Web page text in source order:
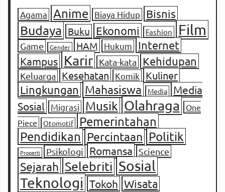
Agama Anime Biaya Hidup Bisnis
Budaya Buku Ekonomi Fashion Film
Game Gender HAM Hukum
Internet
Kampus Karir Kata-kata Kehidupan
Keluarga Kesehatan Komik Kuliner
Lingkungan Mahasiswa Media
Media
Sosial
Migrasi Musik Olahraga
One
Piece
Otomotif
Pemerintahan
Pendidikan Percintaan Politik
Properti Psikologi Romansa Science
Sejarah Selebriti Sosial
Teknologi Tokoh Wisata